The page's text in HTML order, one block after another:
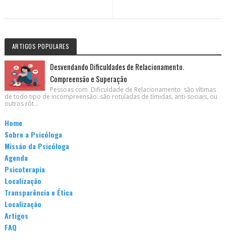
ARTIGOS POPULARES
Desvendando Dificuldades de Relacionamento.
Compreensão e Superação
Pessoas com Dificuldade de Relacionamento são vítimas
de todo tipo de incompreensão: são rotuladas de tímidas, anti-sociais, ou
outros rót...
Home
Sobre a Psicóloga
Missão da Psicóloga
Agenda
Psicoterapia
Localização
Transparência e Ética
Localização
Artigos
FAQ